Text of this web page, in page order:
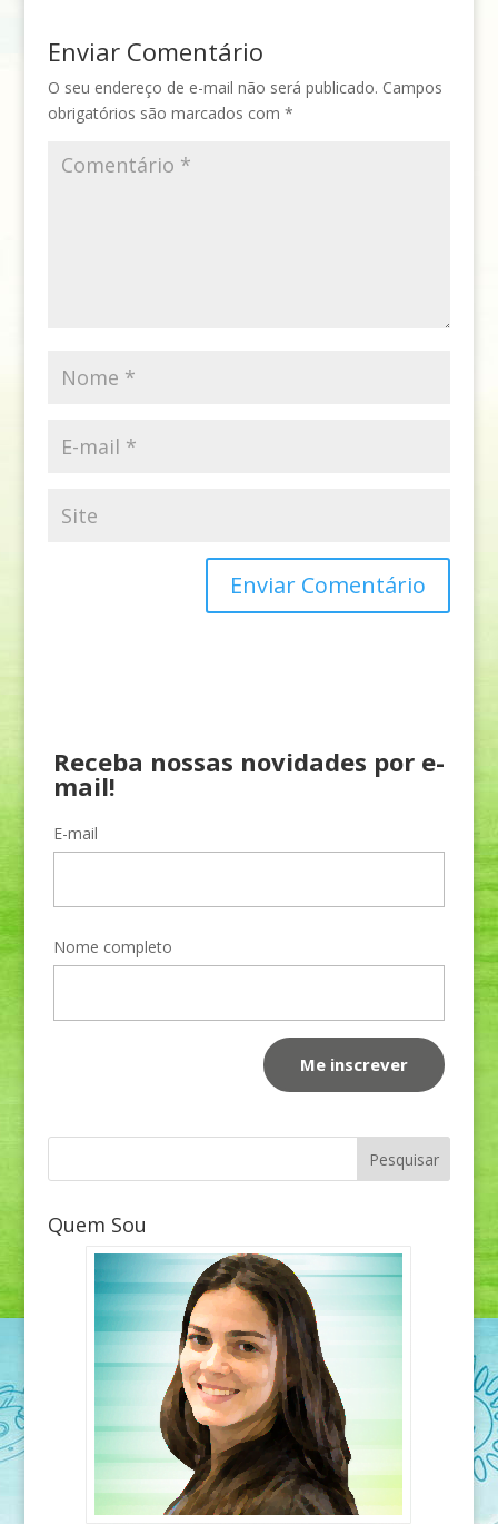
Enviar Comentário
O seu endereço de e-mail não será publicado. Campos
obrigatórios são marcados com *
Receba nossas novidades por e-
mail!
E-mail
Nome completo
Quem Sou